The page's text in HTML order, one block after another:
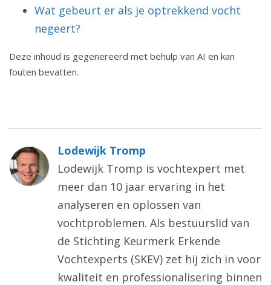
Wat gebeurt er als je optrekkend vocht
negeert?
Deze inhoud is gegenereerd met behulp van AI en kan
fouten bevatten.
Lodewijk Tromp
Lodewijk Tromp is vochtexpert met
meer dan 10 jaar ervaring in het
analyseren en oplossen van
vochtproblemen. Als bestuurslid van
de Stichting Keurmerk Erkende
Vochtexperts (SKEV) zet hij zich in voor
kwaliteit en professionalisering binnen